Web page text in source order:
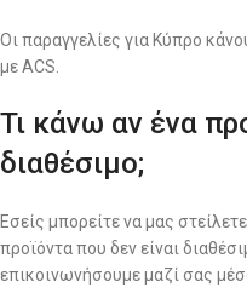
Οι παραγγελίες για Κύπρο
με ACS.
Τι κάνω αν ένα
διαθέσιμο;
Εσείς μπορείτε να μας
προϊόντα που δεν είναι
επικοινωνήσουμε μαζί σας